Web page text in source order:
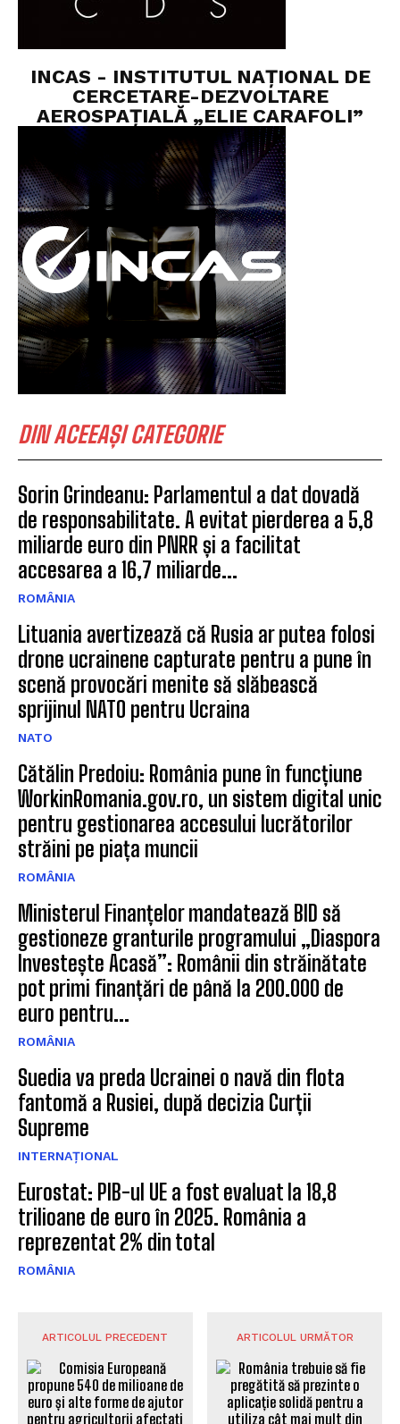
INCAS - INSTITUTUL NAȚIONAL DE
CERCETARE-DEZVOLTARE
AEROSPAȚIALĂ „ELIE CARAFOLI”
DIN ACEEAȘI CATEGORIE
Sorin Grindeanu: Parlamentul a dat dovadă
de responsabilitate. A evitat pierderea a 5,8
miliarde euro din PNRR și a facilitat
accesarea a 16,7 miliarde...
ROMÂNIA
Lituania avertizează că Rusia ar putea folosi
drone ucrainene capturate pentru a pune în
scenă provocări menite să slăbească
sprijinul NATO pentru Ucraina
NATO
Cătălin Predoiu: România pune în funcțiune
WorkinRomania.gov.ro, un sistem digital unic
pentru gestionarea accesului lucrătorilor
străini pe piața muncii
ROMÂNIA
Ministerul Finanțelor mandatează BID să
gestioneze granturile programului „Diaspora
Investește Acasă”: Românii din străinătate
pot primi finanțări de până la 200.000 de
euro pentru...
ROMÂNIA
Suedia va preda Ucrainei o navă din flota
fantomă a Rusiei, după decizia Curții
Supreme
INTERNAȚIONAL
Eurostat: PIB-ul UE a fost evaluat la 18,8
trilioane de euro în 2025. România a
reprezentat 2% din total
ROMÂNIA
ARTICOLUL PRECEDENT ARTICOLUL URMĂTOR